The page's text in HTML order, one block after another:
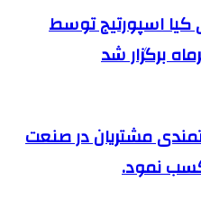
اسپورتیج توسط
برگزار شد
مشتریان در صنعت
کسب نمود.